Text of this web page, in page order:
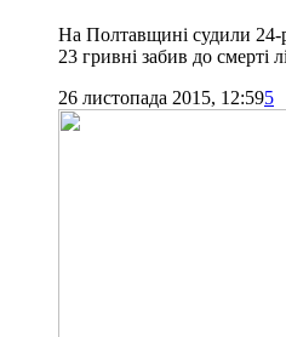
На Полтавщині судили 24-
23 гривні забив до смерті
26 листопада 2015, 12:595